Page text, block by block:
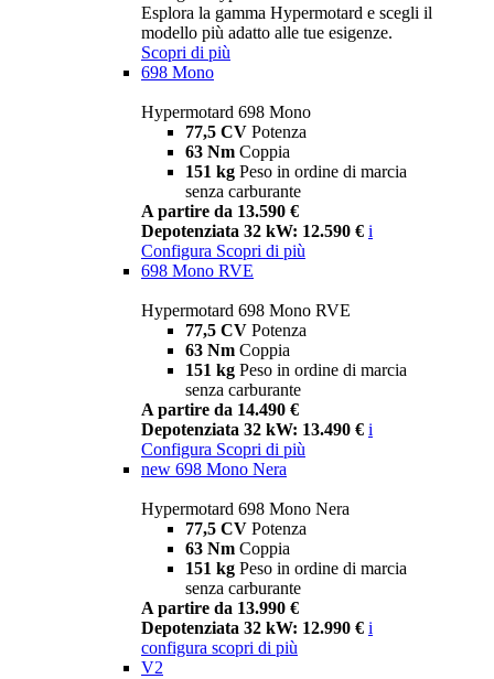
Esplora la gamma Hypermotard e scegli il
modello più adatto alle tue esigenze.
Scopri di più
698 Mono
Hypermotard 698 Mono
77,5 CV Potenza
63 Nm Coppia
151 kg Peso in ordine di marcia
senza carburante
A partire da 13.590 €
Depotenziata 32 kW: 12.590 € i
Configura Scopri di più
698 Mono RVE
Hypermotard 698 Mono RVE
77,5 CV Potenza
63 Nm Coppia
151 kg Peso in ordine di marcia
senza carburante
A partire da 14.490 €
Depotenziata 32 kW: 13.490 € i
Configura Scopri di più
new 698 Mono Nera
Hypermotard 698 Mono Nera
77,5 CV Potenza
63 Nm Coppia
151 kg Peso in ordine di marcia
senza carburante
A partire da 13.990 €
Depotenziata 32 kW: 12.990 € i
configura scopri di più
V2